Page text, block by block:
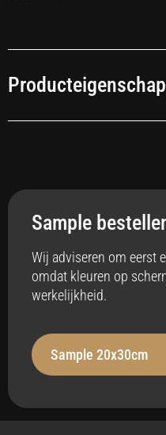
Anti-bacterieel
Badkamer
Vloerverwarming
Ja
Robuust
Sample
Wij adviseren om eerst
omdat kleuren op
werkelijkheid.
Sample 20x30cm